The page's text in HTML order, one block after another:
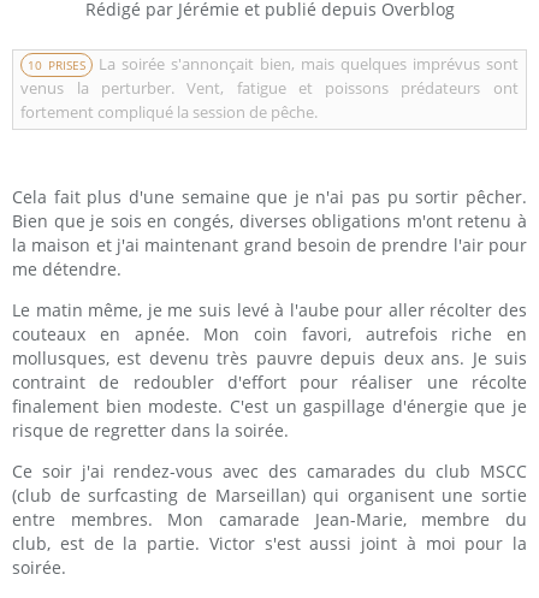
Rédigé par Jérémie et publié depuis Overblog
10 PRISES
La soirée s'annonçait bien, mais quelques imprévus sont
venus la perturber. Vent, fatigue et poissons prédateurs ont
fortement compliqué la session de pêche.
Cela fait plus d'une semaine que je n'ai pas pu sortir pêcher.
Bien que je sois en congés, diverses obligations m'ont retenu à
la maison et j'ai maintenant grand besoin de prendre l'air pour
me détendre.
Le matin même, je me suis levé à l'aube pour aller récolter des
couteaux en apnée. Mon coin favori, autrefois riche en
mollusques, est devenu très pauvre depuis deux ans. Je suis
contraint de redoubler d'effort pour réaliser une récolte
finalement bien modeste. C'est un gaspillage d'énergie que je
risque de regretter dans la soirée.
Ce soir j'ai rendez-vous avec des camarades du club MSCC
(club de surfcasting de Marseillan) qui organisent une sortie
entre membres. Mon camarade Jean-Marie, membre du
club, est de la partie. Victor s'est aussi joint à moi pour la
soirée.